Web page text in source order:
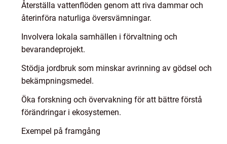
Återställa vattenflöden genom att riva dammar och
återinföra naturliga översvämningar.
Involvera lokala samhällen i förvaltning och
bevarandeprojekt.
Stödja jordbruk som minskar avrinning av gödsel och
bekämpningsmedel.
Öka forskning och övervakning för att bättre förstå
förändringar i ekosystemen.
Exempel på framgång